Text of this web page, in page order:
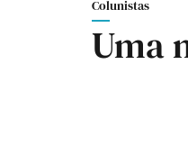
Colunistas
Uma